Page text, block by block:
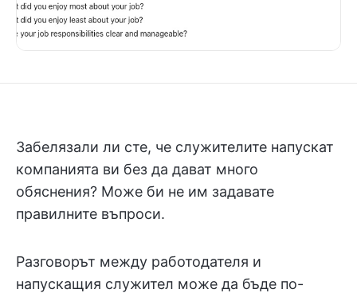
Забелязали ли сте, че служителите напускат
компанията ви без да дават много
обяснения? Може би не им задавате
правилните въпроси.
Разговорът между работодателя и
напускащия служител може да бъде по-